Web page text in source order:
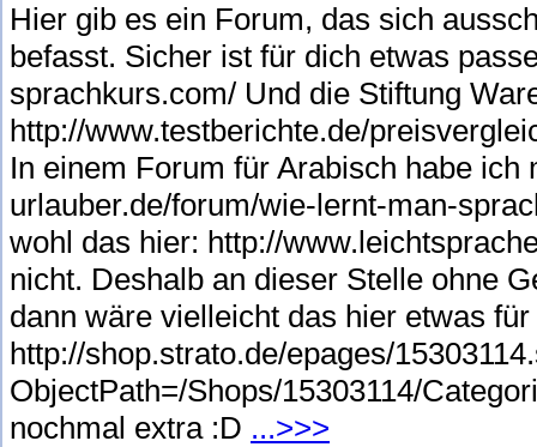
Hier gib es ein Forum, das sich
befasst. Sicher ist für dich etwas
sprachkurs.com/ Und die Stiftung
http://www.testberichte.de/
In einem Forum für Arabisch habe
urlauber.de/forum/wie-lernt-man-
wohl das hier: http://
nicht. Deshalb an dieser Stelle ohne
dann wäre vielleicht das hier etwas
http://shop.strato.de/epages/
ObjectPath=/Shops/15303114/
nochmal extra :D ...>>>